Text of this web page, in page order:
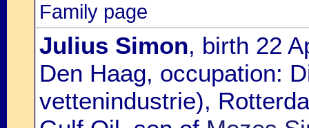
Family page
Julius Simon, birth 22
Den Haag, occupation:
vettenindustrie),